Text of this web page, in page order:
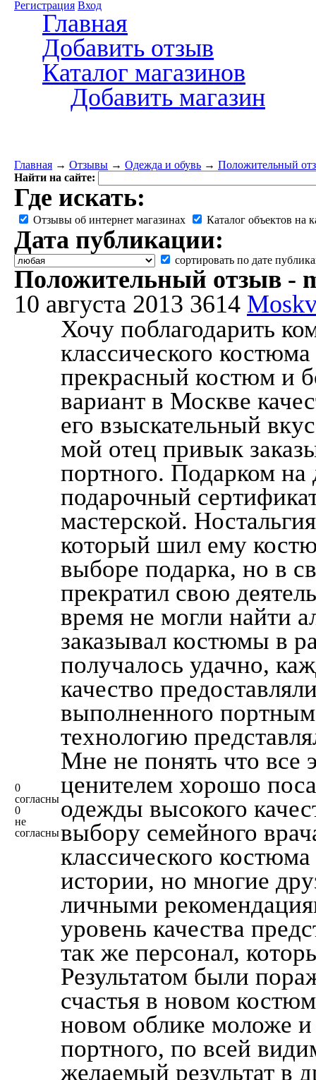
Регистрация Вход
Главная
Добавить отзыв
Каталог магазинов
Добавить магазин
Главная → Отзывы → Одежда и обувь → Положительный
Найти на сайте:
Где искать:
Отзывы об интернет магазинах Каталог объектов на
Дата публикации:
сортировать по дате
Положительный отзыв -
10 августа 2013 3614
0
согласны
0
не
согласны
Хочу поблагодарить
классического
прекрасный костюм и
вариант в Москве
его взыскательный
мой отец привык
портного. Подарком
подарочный
мастерской.
который шил ему
выборе подарка, но в
прекратил свою
время не могли найти
заказывал костюмы в
получалось удачно,
качество
выполненного
технологию
Мне не понять что все
ценителем хорошо
одежды высокого
выбору семейного
классического
истории, но многие
личными
уровень качества
так же персонал,
Результатом были
счастья в новом
новом облике моложе и
портного, по всей
желаемый результат в